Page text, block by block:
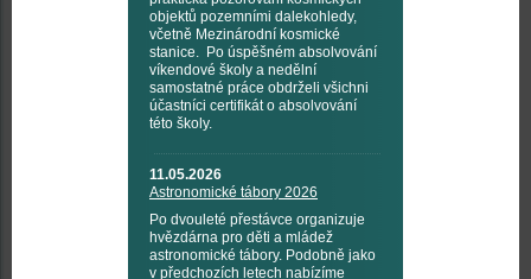
objektů pozemními dalekohledy,
včetně Mezinárodní kosmické
stanice. Po úspěšném absolvování
víkendové školy a nedělní
samostatné práce obdrželi všichni
účastníci certifikát o absolvování
této školy.
11.05.2026
Astronomické tábory 2026
Po dvouleté přestávce organizuje
hvězdárna pro děti a mládež
astronomické tábory. Podobně jako
v předchozích letech nabízíme